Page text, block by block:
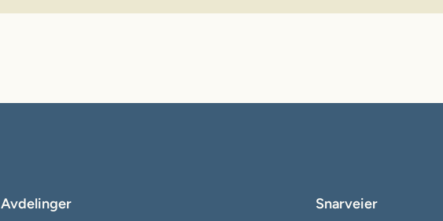
Avdelinger Snarveier